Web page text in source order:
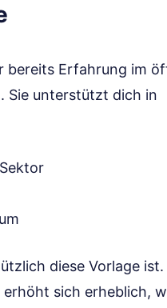
bereits Erfahrung im
Sie unterstützt dich in
diese Vorlage ist.
sich erheblich,